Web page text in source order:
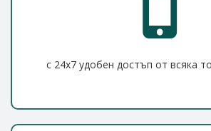
с 24x7 удобен достъп от всяка